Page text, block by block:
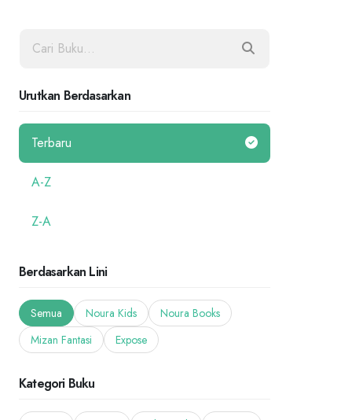
Urutkan Berdasarkan
Terbaru
A-Z
Z-A
Berdasarkan Lini
Semua Noura Kids
Noura Books
Mizan Fantasi
Expose
Kategori Buku